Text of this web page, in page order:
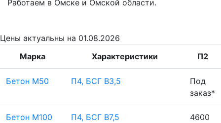
Работаем в Омске и Омской области.
Цены актуальны на 01.08.2026
Марка
Характеристики П2
Бетон М50 П4, БСГ В3,5
Под
заказ*
Бетон М100 П4, БСГ В7,5
4600